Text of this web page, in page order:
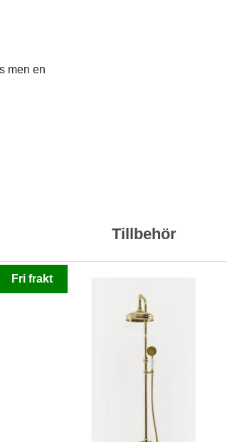
men en
Tillbehör
Fri frakt